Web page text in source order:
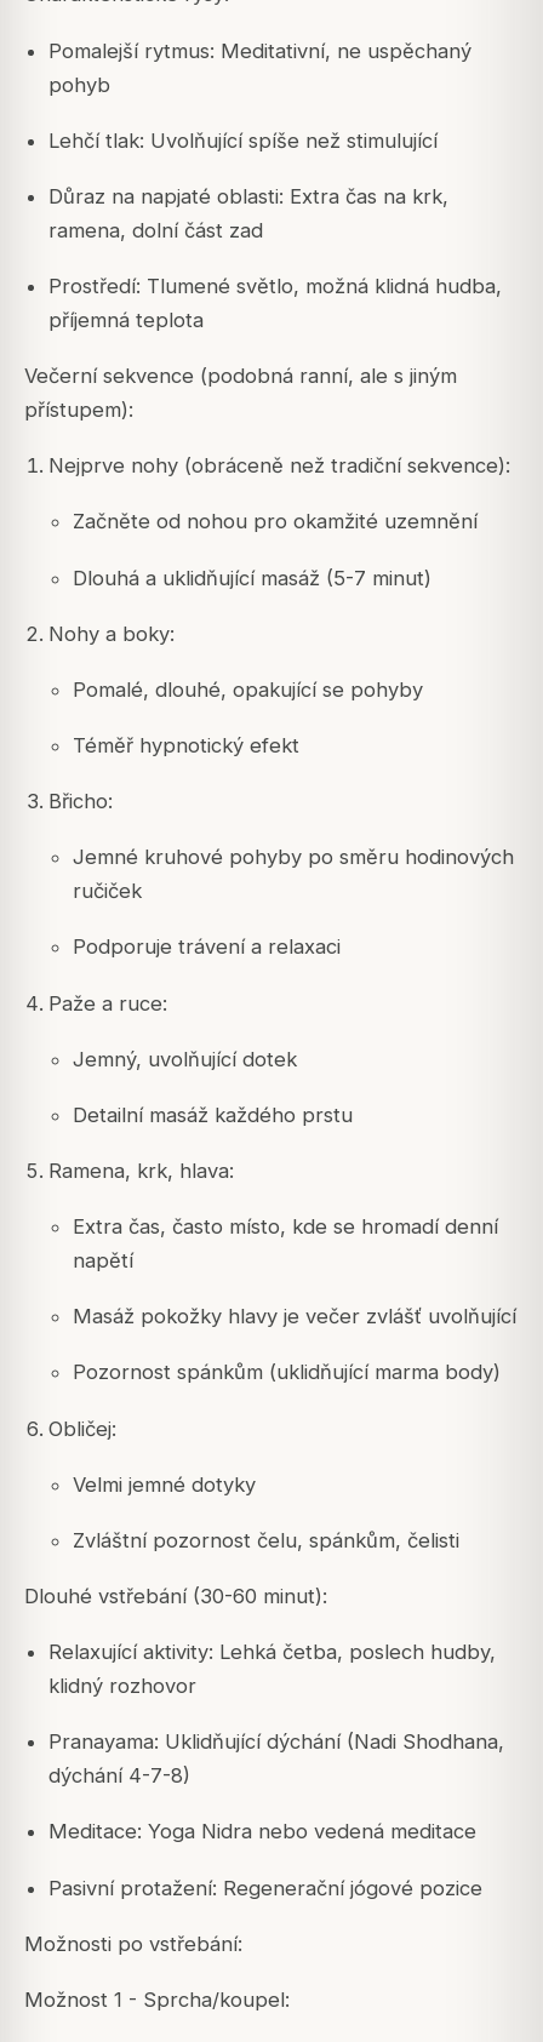
Pomalejší rytmus: Meditativní, ne uspěchaný
pohyb
Lehčí tlak: Uvolňující spíše než stimulující
Důraz na napjaté oblasti: Extra čas na krk,
ramena, dolní část zad
Prostředí: Tlumené světlo, možná klidná hudba,
příjemná teplota
Večerní sekvence (podobná ranní, ale s jiným
přístupem):
Nejprve nohy (obráceně než tradiční sekvence):
Začněte od nohou pro okamžité uzemnění
Dlouhá a uklidňující masáž (5-7 minut)
Nohy a boky:
Pomalé, dlouhé, opakující se pohyby
Téměř hypnotický efekt
Břicho:
Jemné kruhové pohyby po směru hodinových
ručiček
Podporuje trávení a relaxaci
Paže a ruce:
Jemný, uvolňující dotek
Detailní masáž každého prstu
Ramena, krk, hlava:
Extra čas, často místo, kde se hromadí denní
napětí
Masáž pokožky hlavy je večer zvlášť uvolňující
Pozornost spánkům (uklidňující marma body)
Obličej:
Velmi jemné dotyky
Zvláštní pozornost čelu, spánkům, čelisti
Dlouhé vstřebání (30-60 minut):
Relaxující aktivity: Lehká četba, poslech hudby,
klidný rozhovor
Pranayama: Uklidňující dýchání (Nadi Shodhana,
dýchání 4-7-8)
Meditace: Yoga Nidra nebo vedená meditace
Pasivní protažení: Regenerační jógové pozice
Možnosti po vstřebání:
Možnost 1 - Sprcha/koupel: